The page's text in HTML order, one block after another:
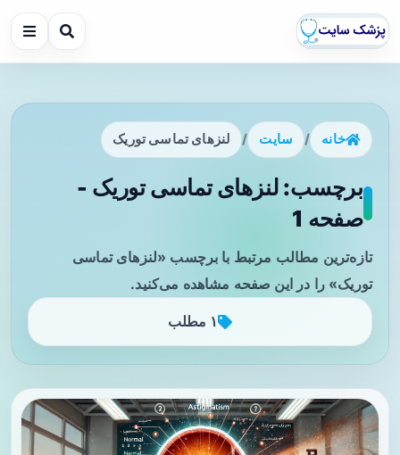
خانه / سایت / لنزهای تماسی توریک
برچسب: لنزهای تماسی توریک -
صفحه 1
تازه‌ترین مطالب مرتبط با برچسب «لنزهای تماسی
توریک» را در این صفحه مشاهده می‌کنید.
۱ مطلب